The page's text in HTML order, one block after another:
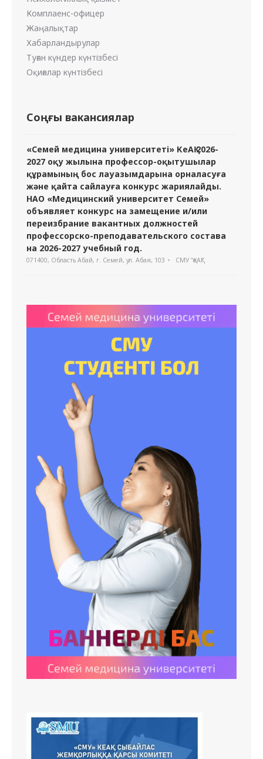
Комплаенс-офицер
Жаңалықтар
Хабарландырулар
Туған күндер күнтізбесі
Оқиғалар күнтізбесі
Соңғы вакансиялар
«Семей медицина университеті» КеАҚ 2026-
2027 оқу жылына профессор-оқытушылар
құрамының бос лауазымдарына орналасуға
және қайта сайлауға конкурс жариялайды.
НАО «Медицинский университет Семей»
объявляет конкурс на замещение и/или
переизбрание вакантных должностей
профессорско-преподавательского состава
на 2026-2027 учебный год.
071400, Область Абай, г. Семей, ул. Абая, 103 СМУ "ҚеАҚ"